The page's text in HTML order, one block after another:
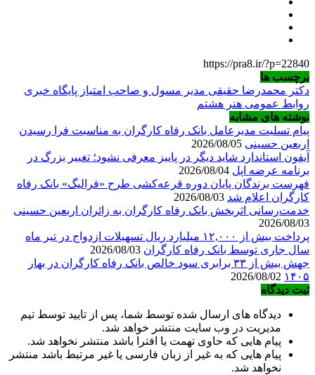
https://pra8.ir/?p=22840
برچسب ها
دکتر محمدرضا حقیقی مدیر مسول و صاحب امتیاز پایگاه خبری
روابط عمومی هنر هشتم
نوشته های مشابه
پیام تسلیت مدیرعامل بانک رفاه کارگران به مناسبت فرا رسیدن
اربعین حسینی
آیفون استاندارد شاید دیگر در پاییز معرفی نشود؛ تغییر بزرگ در
برنامه عرضه اپل
فهرست برندگان پایان دوره قرعه‌کشی طرح «فرالیگ» بانک رفاه
کارگران اعلام شد
خدمت‌رسانی اثربخش بانک رفاه کارگران به زائران اربعین حسینی
2026/08/03
پرداخت بیش از ۱۲,۰۰۰ میلیارد ریال تسهیلات ازدواج در تیر ماه
سال جاری توسط بانک رفاه کارگران
جهش بیش از ۳۳ برابری سود خالص بانک رفاه کارگران در بهار
۱۴۰۵
ثبت دیدگاه
دیدگاه های ارسال شده توسط شما، پس از تایید توسط تیم
مدیریت در وب سایت منتشر خواهد شد.
پیام هایی که حاوی تهمت یا افترا باشد منتشر نخواهد شد.
پیام هایی که به غیر از زبان فارسی یا غیر مرتبط باشد منتشر
نخواهد شد.